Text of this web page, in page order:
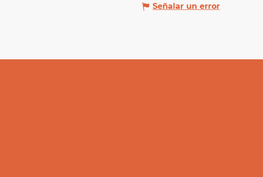
Señalar un error